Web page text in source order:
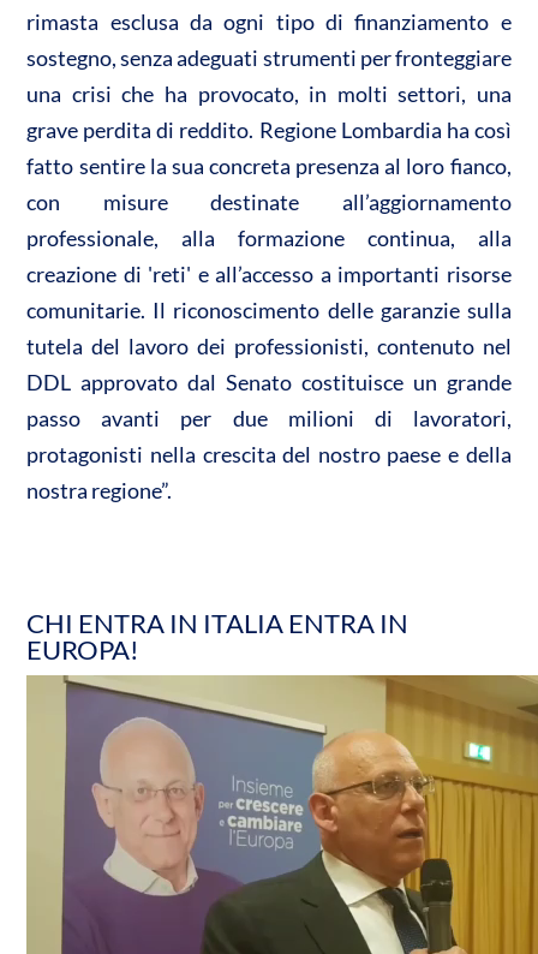
rimasta esclusa da ogni tipo di finanziamento e
sostegno, senza adeguati strumenti per fronteggiare
una crisi che ha provocato, in molti settori, una
grave perdita di reddito. Regione Lombardia ha così
fatto sentire la sua concreta presenza al loro fianco,
con misure destinate all’aggiornamento
professionale, alla formazione continua, alla
creazione di 'reti' e all’accesso a importanti risorse
comunitarie. Il riconoscimento delle garanzie sulla
tutela del lavoro dei professionisti, contenuto nel
DDL approvato dal Senato costituisce un grande
passo avanti per due milioni di lavoratori,
protagonisti nella crescita del nostro paese e della
nostra regione”.
CHI ENTRA IN ITALIA ENTRA IN
EUROPA!